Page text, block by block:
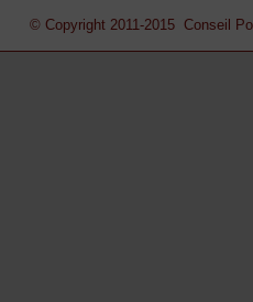
© Copyright 2011-2015 Conseil